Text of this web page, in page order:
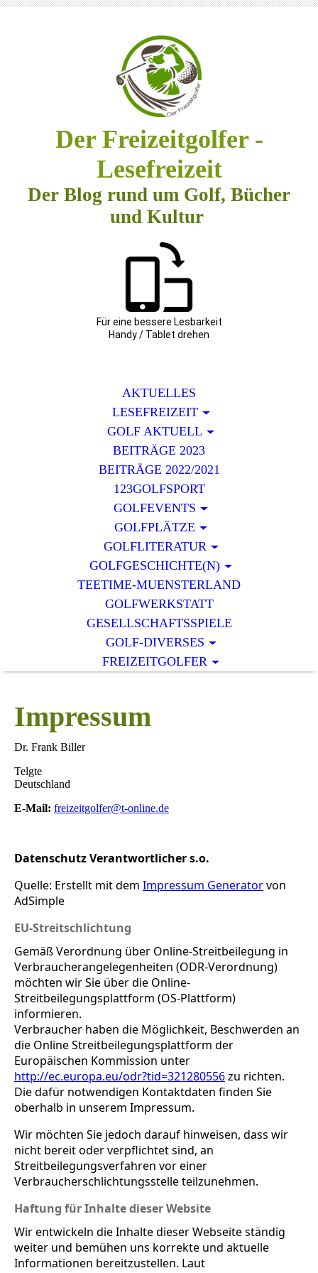
Der Freizeitgolfer -
Lesefreizeit
Der Blog rund um Golf, Bücher
und Kultur
Für eine bessere Lesbarkeit
Handy / Tablet drehen
AKTUELLES
LESEFREIZEIT
GOLF AKTUELL
BEITRÄGE 2023
BEITRÄGE 2022/2021
123GOLFSPORT
GOLFEVENTS
GOLFPLÄTZE
GOLFLITERATUR
GOLFGESCHICHTE(N)
TEETIME-MUENSTERLAND
GOLFWERKSTATT
GESELLSCHAFTSSPIELE
GOLF-DIVERSES
FREIZEITGOLFER
Impressum
Dr. Frank Biller
Telgte
Deutschland
E-Mail: freizeitgolfer@t-online.de
Datenschutz Verantwortlicher s.o.
Quelle: Erstellt mit dem Impressum Generatorvon
AdSimple
EU-Streitschlichtung
Gemäß Verordnung über Online-Streitbeilegung in
Verbraucherangelegenheiten (ODR-Verordnung)
möchten wir Sie über die Online-
Streitbeilegungsplattform (OS-Plattform)
informieren.
Verbraucher haben die Möglichkeit, Beschwerden an
die Online Streitbeilegungsplattform der
Europäischen Kommission unter
http://ec.europa.eu/odr?tid=321280556zu richten.
Die dafür notwendigen Kontaktdaten finden Sie
oberhalb in unserem Impressum.
Wir möchten Sie jedoch darauf hinweisen, dass wir
nicht bereit oder verpflichtet sind, an
Streitbeilegungsverfahren vor einer
Verbraucherschlichtungsstelle teilzunehmen.
Haftung für Inhalte dieser Website
Wir entwickeln die Inhalte dieser Webseite ständig
weiter und bemühen uns korrekte und aktuelle
Informationen bereitzustellen. Laut